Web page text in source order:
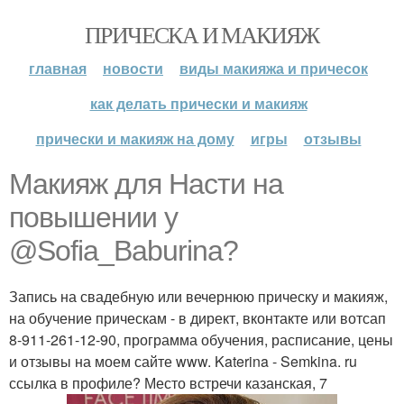
ПРИЧЕСКА И МАКИЯЖ
главная новости
виды макияжа и причесок
как делать прически и макияж
прически и макияж на дому
игры отзывы
Макияж для Насти на
повышении у
@Sofia_Baburina?
Запись на свадебную или вечернюю прическу и макияж,
на обучение прическам - в директ, вконтакте или вотсап
8-911-261-12-90, программа обучения, расписание, цены
и отзывы на моем сайте www. Katerina - Semkina. ru
ссылка в профиле? Место встречи казанская, 7